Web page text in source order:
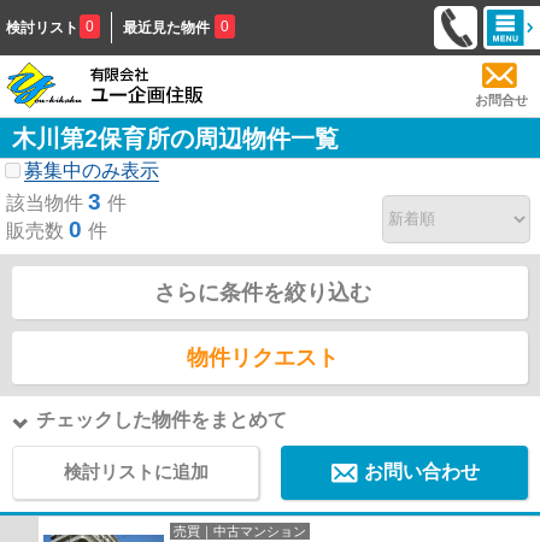
検討リスト 0 最近見た物件 0
お問合せ
木川第2保育所の周辺物件一覧
募集中のみ表示
該当物件 3 件
販売数 0 件
さらに条件を絞り込む
物件リクエスト
チェックした物件をまとめて
検討リストに追加 お問い合わせ
売買｜中古マンション